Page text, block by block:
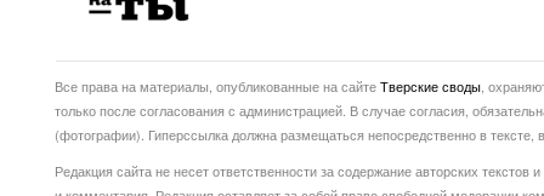
Все права на материалы, опубликованные на сайтеТверские своды ,
только после согласования с администрацией. В случае согласия,
(фотографии). Гиперссылка должна размещаться непосредственно в
Редакция сайта не несет ответственности за содержание авторских